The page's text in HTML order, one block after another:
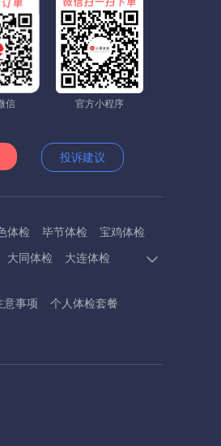
信 官方小程序
投诉建议
体检 毕节体检
宝鸡体检
大同体检
大连体检
尔体检
葫芦岛体检
检 济南体检
济宁体检
体检
意事项
个人体检套餐